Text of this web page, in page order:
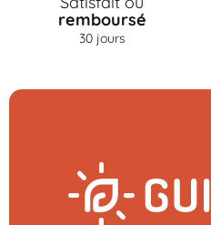
remboursé
30 jours